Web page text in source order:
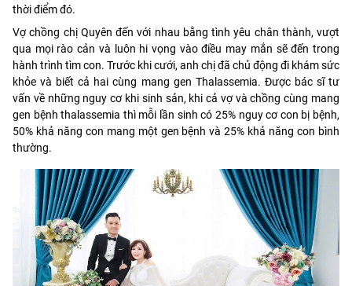
thời điểm đó.
Vợ chồng chị Quyên đến với nhau bằng tình yêu chân thành, vượt
qua mọi rào cản và luôn hi vọng vào điều may mắn sẽ đến trong
hành trình tìm con. Trước khi cưới, anh chị đã chủ động đi khám sức
khỏe và biết cả hai cùng mang gen Thalassemia. Được bác sĩ tư
vấn về những nguy cơ khi sinh sản, khi cả vợ và chồng cùng mang
gen bệnh thalassemia thì mỗi lần sinh có 25% nguy cơ con bị bệnh,
50% khả năng con mang một gen bệnh và 25% khả năng con bình
thường.